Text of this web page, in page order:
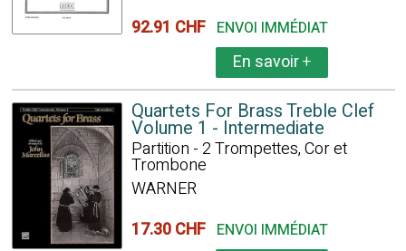
92.91 CHF ENVOI IMMÉDIAT
En savoir+
Quartets For Brass Treble Clef
Volume 1 - Intermediate
Partition - 2 Trompettes, Cor et
Trombone
WARNER
17.30 CHF ENVOI IMMÉDIAT